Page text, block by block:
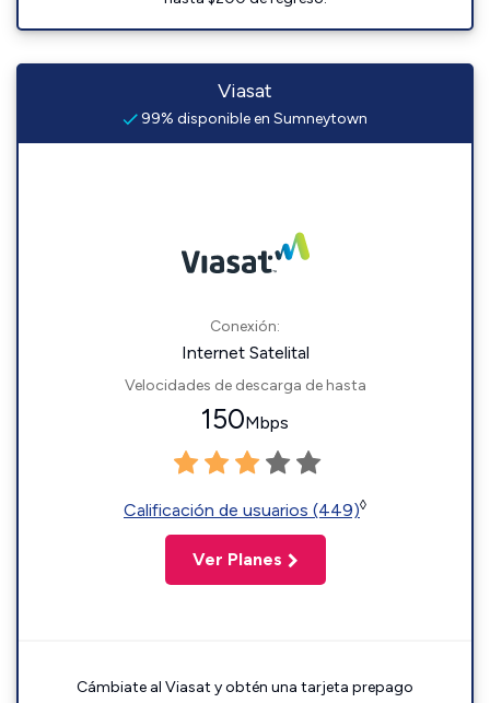
Viasat
99% disponible en Sumneytown
Conexión:
Internet Satelital
Velocidades de descarga de hasta
150Mbps
Calificación de usuarios (449)◊
Ver Planes
Cámbiate al Viasat y obtén una tarjeta prepago